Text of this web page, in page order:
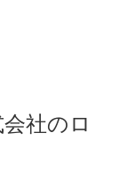
社のロ